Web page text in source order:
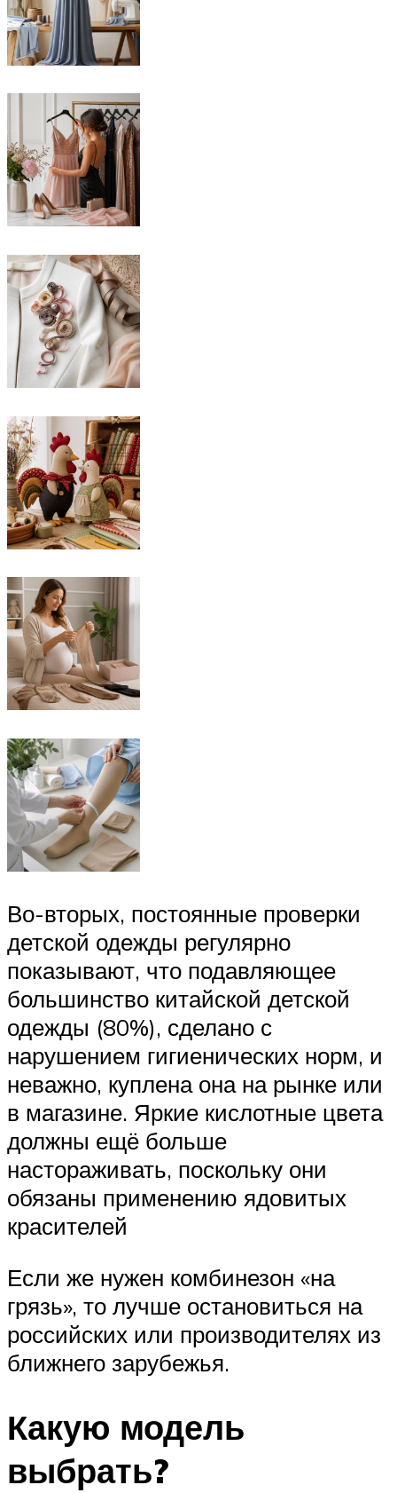
Во-вторых, постоянные проверки
детской одежды регулярно
показывают, что подавляющее
большинство китайской детской
одежды (80%), сделано с
нарушением гигиенических норм, и
неважно, куплена она на рынке или
в магазине. Яркие кислотные цвета
должны ещё больше
настораживать, поскольку они
обязаны применению ядовитых
красителей
Если же нужен комбинезон «на
грязь», то лучше остановиться на
российских или производителях из
ближнего зарубежья.
Какую модель
выбрать?